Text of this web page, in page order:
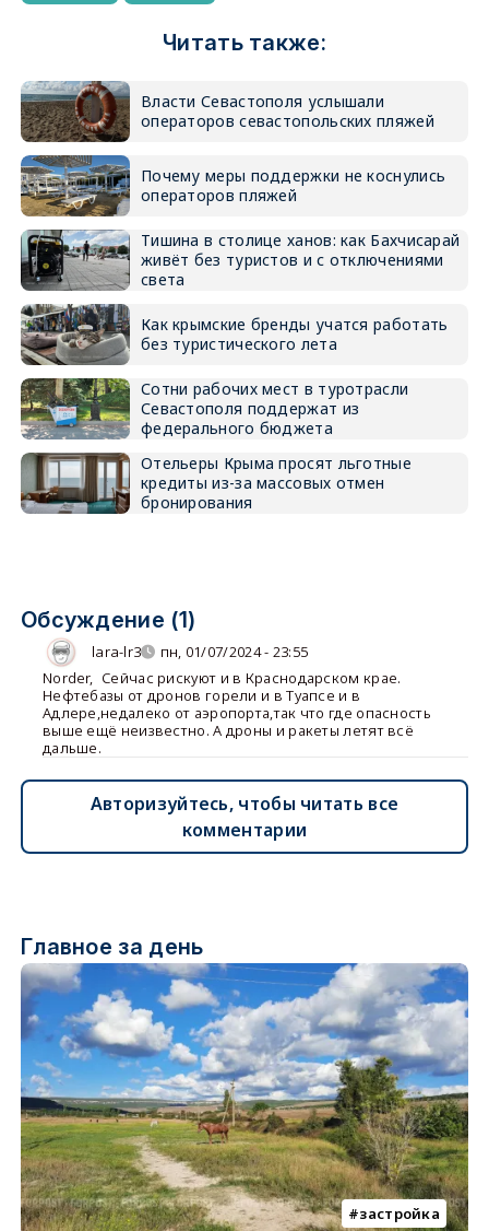
Читать также:
Власти Севастополя услышали
операторов севастопольских пляжей
Почему меры поддержки не коснулись
операторов пляжей
Тишина в столице ханов: как Бахчисарай
живёт без туристов и с отключениями
света
Как крымские бренды учатся работать
без туристического лета
Сотни рабочих мест в туротрасли
Севастополя поддержат из
федерального бюджета
Отельеры Крыма просят льготные
кредиты из-за массовых отмен
бронирования
Обсуждение (1)
lara-lr3
пн, 01/07/2024 - 23:55
Norder, Сейчас рискуют и в Краснодарском крае.
Нефтебазы от дронов горели и в Туапсе и в
Адлере,недалеко от аэропорта,так что где опасность
выше ещё неизвестно. А дроны и ракеты летят всё
дальше.
Авторизуйтесь, чтобы читать все
комментарии
Главное за день
застройка